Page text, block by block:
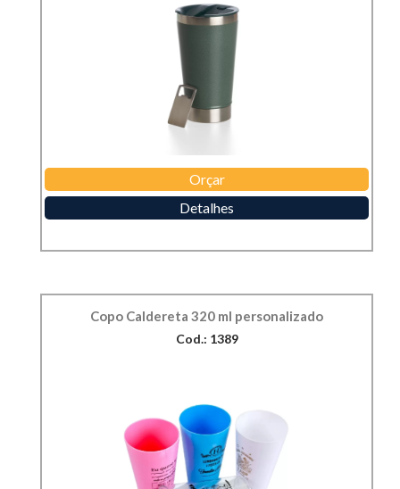
Orçar
Detalhes
Copo Caldereta 320 ml personalizado
Cod.: 1389